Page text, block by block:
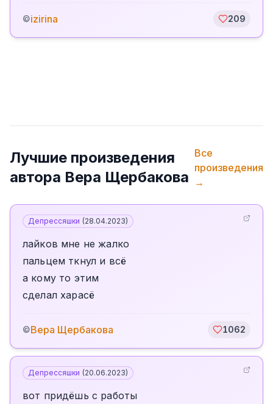
©izirina 209
Лучшие произведения
автора Вера Щербакова
Все
произведения
→
Депрессяшки (28.04.2023)
лайков мне не жалко
пальцем ткнул и всё
а кому то этим
сделал харасё
©Вера Щербакова 1062
Депрессяшки (20.06.2023)
вот придёшь с работы